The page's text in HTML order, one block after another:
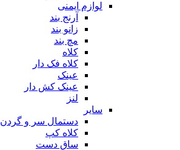
لوازم ایمنی
آرنج بند
زانو بند
مچ بند
کلاه
کلاه فک دار
عینک
عینک کش دار
لنز
سایر
دستمال سر و گردن
کلاه کپ
ساق دست